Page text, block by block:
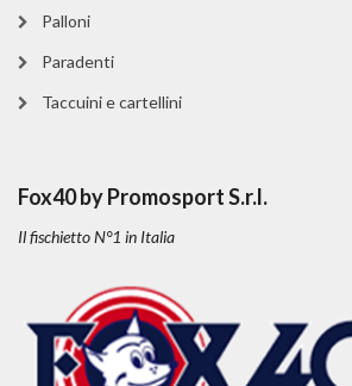
Palloni
Paradenti
Taccuini e cartellini
Fox40 by Promosport S.r.l.
Il fischietto N°1 in Italia